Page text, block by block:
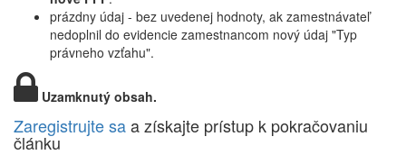
prázdny údaj - bez uvedenej hodnoty, ak zamestnávateľ
nedoplnil do evidencie zamestnancom nový údaj "Typ
právneho vzťahu".
Uzamknutý obsah.
Zaregistrujte saa získajte prístup k pokračovaniu
článku